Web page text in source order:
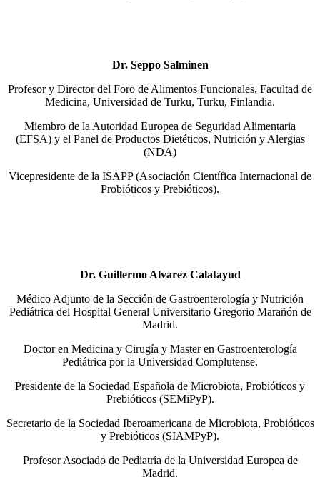
Dr. Seppo Salminen
Profesor y Director del Foro de Alimentos Funcionales, Facultad de
Medicina, Universidad de Turku, Turku, Finlandia.
Miembro de la Autoridad Europea de Seguridad Alimentaria
(EFSA) y el Panel de Productos Dietéticos, Nutrición y Alergias
(NDA)
Vicepresidente de la ISAPP (Asociación Científica Internacional de
Probióticos y Prebióticos).
Dr. Guillermo Alvarez Calatayud
Médico Adjunto de la Sección de Gastroenterología y Nutrición
Pediátrica del Hospital General Universitario Gregorio Marañón de
Madrid.
Doctor en Medicina y Cirugía y Master en Gastroenterología
Pediátrica por la Universidad Complutense.
Presidente de la Sociedad Española de Microbiota, Probióticos y
Prebióticos (SEMiPyP).
Secretario de la Sociedad Iberoamericana de Microbiota, Probióticos
y Prebióticos (SIAMPyP).
Profesor Asociado de Pediatría de la Universidad Europea de
Madrid.